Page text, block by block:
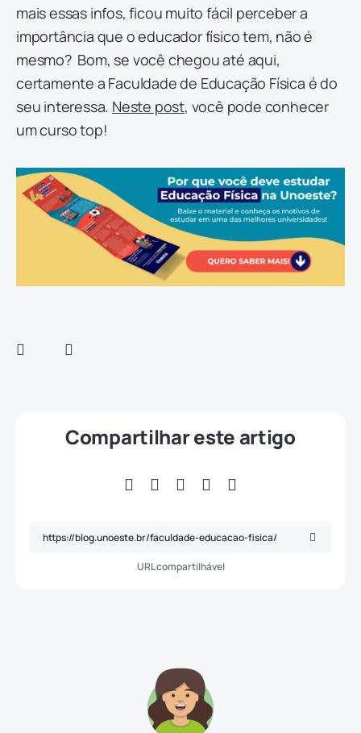
mais essas infos, ficou muito fácil perceber a
importância que o educador físico tem, não é
mesmo? Bom, se você chegou até aqui,
certamente a Faculdade de Educação Física é do
seu interessa. Neste post, você pode conhecer
um curso top!
Compartilhar este artigo
URL compartilhável